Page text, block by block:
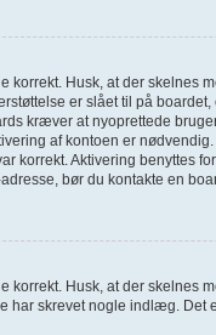
Husk, at der skelnes
er slået til på boardet,
kræver at nyoprettede
af kontoen er
korrekt. Aktivering benyttes
bør du kontakte en
Husk, at der skelnes
har skrevet nogle indlæg.